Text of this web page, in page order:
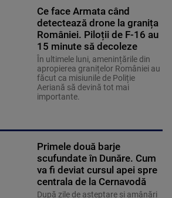
Ce face Armata când
detectează drone la granița
României. Piloții de F-16 au
15 minute să decoleze
În ultimele luni, amenințările din
apropierea granițelor României au
făcut ca misiunile de Poliție
Aeriană să devină tot mai
importante.
Primele două barje
scufundate în Dunăre. Cum
va fi deviat cursul apei spre
centrala de la Cernavodă
După zile de așteptare și amânări